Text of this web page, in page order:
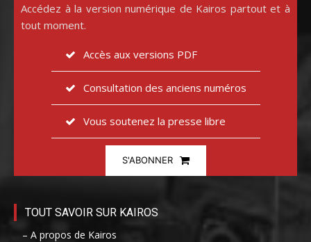
Accédez à la version numérique de Kairos partout et à
tout moment.
Accès aux versions PDF
Consultation des anciens numéros
Vous soutenez la presse libre
S'ABONNER
TOUT SAVOIR SUR KAIROS
– A propos de Kairos